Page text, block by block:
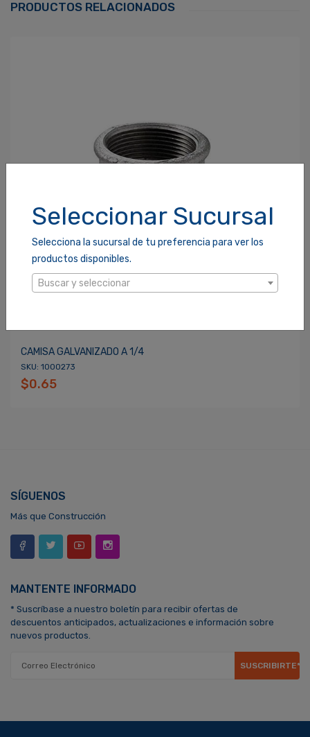
Seleccionar Sucursal
Selecciona la sucursal de tu preferencia para ver los
productos disponibles.
Buscar y seleccionar
Recordarme ACCEDER
PRODUCTOS RELACIONADOS
CAMISA GALVANIZADO A 1/4
SKU: 1000273
$0.65
SÍGUENOS
Más que Construcción
MANTENTE INFORMADO
* Suscríbase a nuestro boletín para recibir ofertas de
descuentos anticipados, actualizaciones e información sobre
nuevos productos.
SUSCRIBIRTE*